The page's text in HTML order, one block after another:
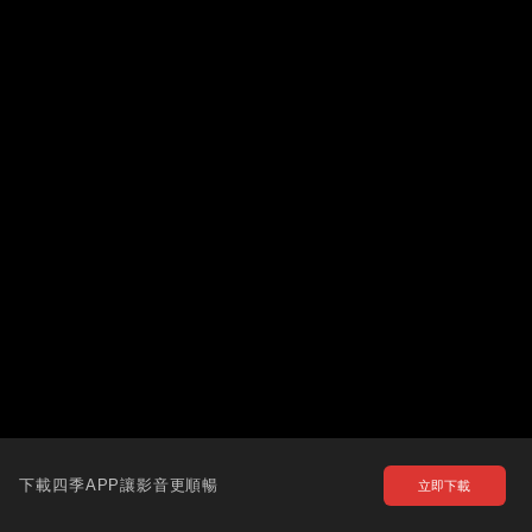
下載四季APP讓影音更順暢 立即下載